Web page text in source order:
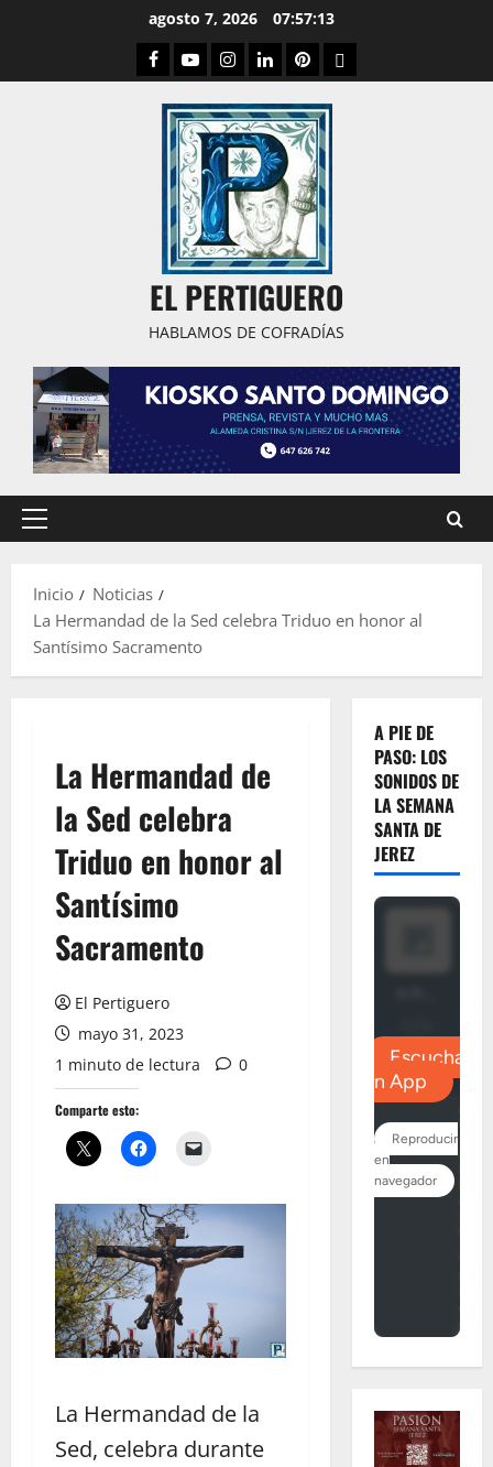
agosto 7, 2026 07:57:14
Facebook
YoutubeInstagram
LinkedPinterestDribbble
EL PERTIGUERO
HABLAMOS DE COFRADÍAS
Menú
Inicio
Noticias
La Hermandad de la Sed celebra Triduo en honor al
Santísimo Sacramento
La Hermandad de
la Sed celebra
Triduo en honor al
Santísimo
Sacramento
El Pertiguero
mayo 31, 2023
1 minuto de lectura
0
Comparte esto:
La Hermandad de la
Sed, celebra durante
A PIE DE
PASO: LOS
SONIDOS DE
LA SEMANA
SANTA DE
JEREZ